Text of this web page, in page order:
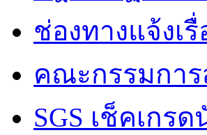
ช่องทางแจ้งเ
คณะกรรมกา
SGS เช็คเกร